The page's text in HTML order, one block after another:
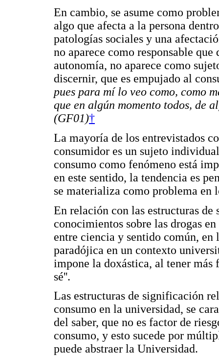
En cambio, se asume como
algo que afecta a la persona
patologías sociales y una
no aparece como responsable
autonomía, no aparece como
discernir, que es empujado al
pues para mí lo veo como, como
que en algún momento todos, de
(GF01)†
La mayoría de los entrevistados
consumidor es un sujeto
consumo como fenómeno está
en este sentido, la tendencia es
se materializa como problema en
En relación con las estructuras
conocimientos sobre las drogas
entre ciencia y sentido común, en
paradójica en un contexto
impone la doxástica, al tener
sé''.
Las estructuras de significación
consumo en la universidad, se
del saber, que no es factor de
consumo, y esto sucede por
puede abstraer la Universidad.